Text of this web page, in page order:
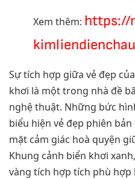
Xem thêm: https://
Sự tích hợp giữa vẻ đẹp
khơi là một trong nhà đề
nghệ thuật. Những bức
biểu hiện vẻ đẹp phiên
mặt cảm giác hoà quyện
Khung cảnh biển khơi
vàng tích hợp tích phù hợp